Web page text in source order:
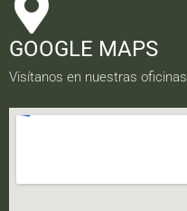
GOOGLE MAPS
Visítanos en nuestras oficinas